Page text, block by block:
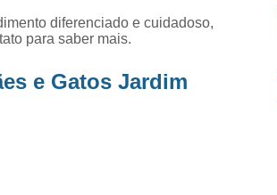
Exames Laboratoriais em Animais
diferenciado e cuidadoso,
para saber mais.
e Gatos Jardim